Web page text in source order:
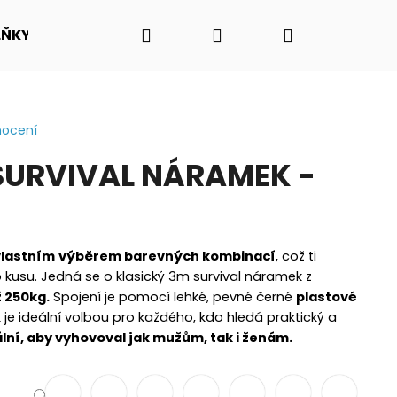
O NÁS - PŘÍBĚH PADAKOVKA.CZ
Hledat PřihlášeníNákupní
NÁRAMEK -
výběrem barevných kombinací, což ti
Jedná se o klasický 3m survival náramek z
250kg. Spojení je pomocí lehké, pevné černé plastové
ideální volbou pro každého, kdo hledá praktický a
aby vyhovoval jak mužům, tak i ženám.